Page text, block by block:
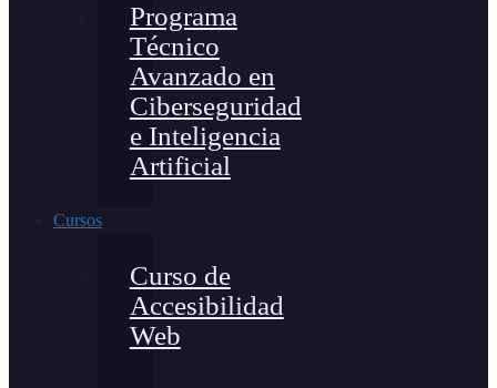
Programa
Técnico
Avanzado en
Ciberseguridad
e Inteligencia
Artificial
Cursos
Curso de
Accesibilidad
Web